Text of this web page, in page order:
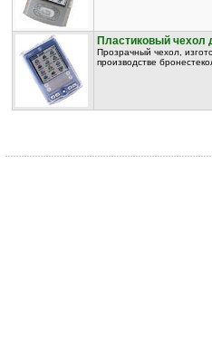
Пластиковый чехол
Прозрачный чехол,
производстве